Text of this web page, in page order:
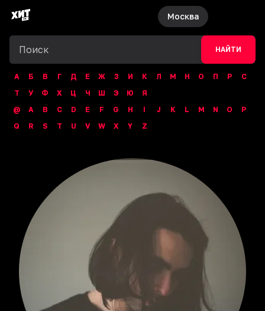
Москва
НАЙТИ
А Б В Г Д Е Ж З И К Л М Н О П Р
С
Т
У Ф Х Ц Ч Ш Э Ю
Я
@
A B C D E F G H I J K L M N O
P
Q
R S T U V W X Y Z